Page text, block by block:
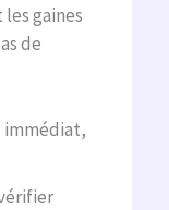
gaines
de
immédiat,